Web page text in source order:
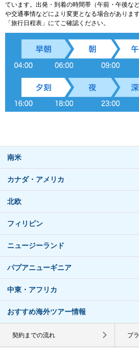
ています。出発・到着の時間帯（午前・午後な
や交通事情などにより変更となる場合がありま
「旅行日程表」にてご確認ください。
南米
カナダ・アメリカ
北欧
フィリピン
ニュージーランド
パプアニューギニア
中東・アフリカ
おすすめ海外ツアー情報
契約までの流れ プ